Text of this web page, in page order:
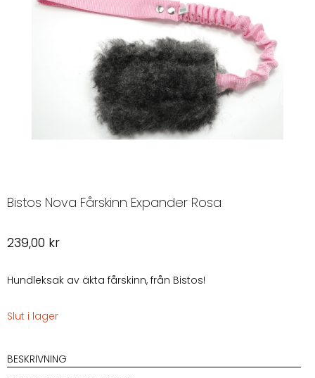
Bistos Nova Fårskinn Expander Rosa
239,00 kr
Hundleksak av äkta fårskinn, från Bistos!
Slut i lager
BESKRIVNING